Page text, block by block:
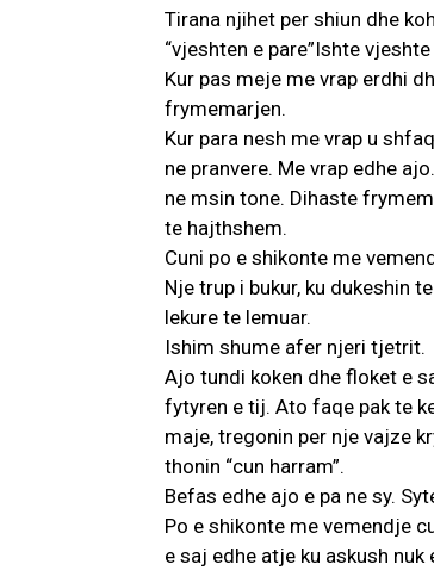
Tirana njihet per shiun dhe
“vjeshten e pare”Ishte
Kur pas meje me vrap erdhi
frymemarjen.
Kur para nesh me vrap u
ne pranvere. Me vrap edhe
ne msin tone. Dihaste
te hajthshem.
Cuni po e shikonte me
Nje trup i bukur, ku dukeshin
lekure te lemuar.
Ishim shume afer njeri tjetrit.
Ajo tundi koken dhe floket e
fytyren e tij. Ato faqe pak te
maje, tregonin per nje vajze
thonin “cun harram”.
Befas edhe ajo e pa ne sy.
Po e shikonte me vemendje
e saj edhe atje ku askush